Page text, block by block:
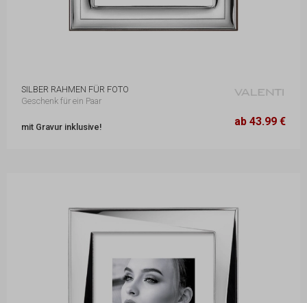
SILBER RAHMEN FÜR FOTO
Geschenk für ein Paar
mit Gravur inklusive! ab 43.99 €
13,1 x 17,3 cm
43.99 €